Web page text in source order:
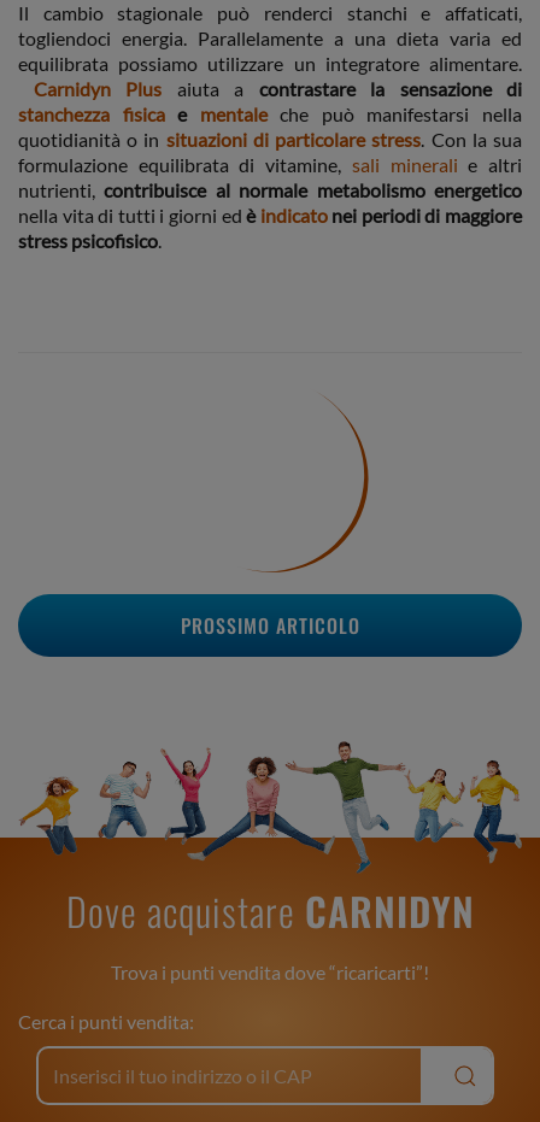
Il cambio stagionale può renderci stanchi e affaticati,
togliendoci energia. Parallelamente a una dieta varia ed
equilibrata possiamo utilizzare un integratore alimentare.
Carnidyn Plus aiuta a contrastare la sensazione di
stanchezza fisicae mentaleche può manifestarsi nella
quotidianità o in situazioni di particolare stress. Con la sua
formulazione equilibrata di vitamine, sali minerali e altri
nutrienti,contribuisce al normale metabolismo energetico
nella vita di tutti i giorni edè indicatonei periodi di maggiore
stress psicofisico.
PROSSIMO ARTICOLO
Dove acquistare CARNIDYN
Trova i punti vendita dove “ricaricarti”!
Cerca i punti vendita: